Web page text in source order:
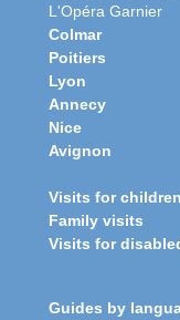
L'Opéra Garnier
Colmar
Poitiers
Lyon
Annecy
Nice
Avignon
Visits for children
Family visits
Visits for
Guides by